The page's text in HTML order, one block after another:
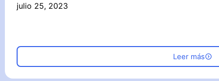
julio 25, 2023
Leer más